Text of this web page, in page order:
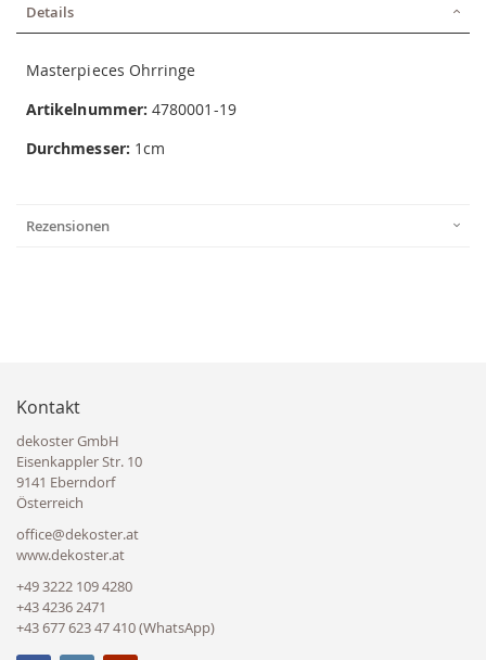
Details
Masterpieces Ohrringe
Artikelnummer: 4780001-19
Durchmesser: 1cm
Rezensionen
Kontakt
dekoster GmbH
Eisenkappler Str. 10
9141 Eberndorf
Österreich
office@dekoster.at
www.dekoster.at
+49 3222 109 4280
+43 4236 2471
+43 677 623 47 410 (WhatsApp)